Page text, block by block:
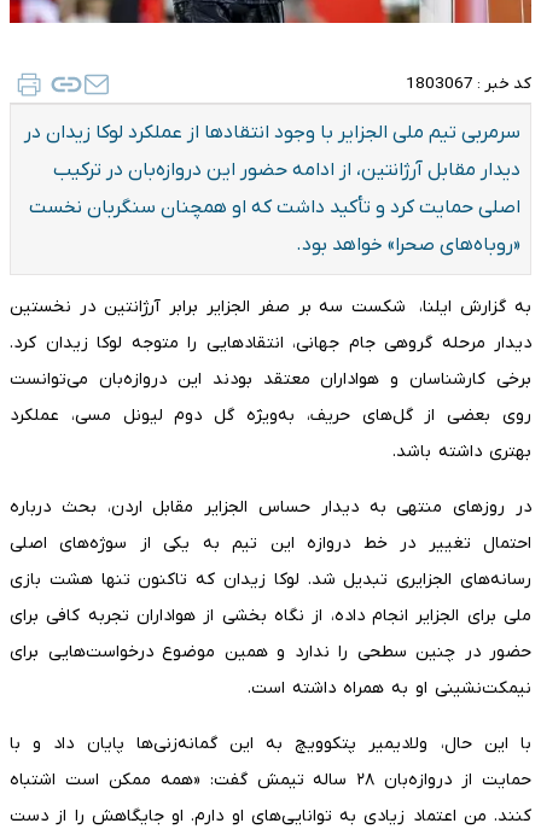
کد خبر : 1803067
سرمربی تیم ملی الجزایر با وجود انتقادها از عملکرد لوکا زیدان در
دیدار مقابل آرژانتین، از ادامه حضور این دروازه‌بان در ترکیب
اصلی حمایت کرد و تأکید داشت که او همچنان سنگربان نخست
«روباه‌های صحرا» خواهد بود.
به گزارش ایلنا، شکست سه بر صفر الجزایر برابر آرژانتین در نخستین
دیدار مرحله گروهی جام جهانی، انتقادهایی را متوجه لوکا زیدان کرد.
برخی کارشناسان و هواداران معتقد بودند این دروازه‌بان می‌توانست
روی بعضی از گل‌های حریف، به‌ویژه گل دوم لیونل مسی، عملکرد
بهتری داشته باشد.
در روزهای منتهی به دیدار حساس الجزایر مقابل اردن، بحث درباره
احتمال تغییر در خط دروازه این تیم به یکی از سوژه‌های اصلی
رسانه‌های الجزایری تبدیل شد. لوکا زیدان که تاکنون تنها هشت بازی
ملی برای الجزایر انجام داده، از نگاه بخشی از هواداران تجربه کافی برای
حضور در چنین سطحی را ندارد و همین موضوع درخواست‌هایی برای
نیمکت‌نشینی او به همراه داشته است.
با این حال، ولادیمیر پتکوویچ به این گمانه‌زنی‌ها پایان داد و با
حمایت از دروازه‌بان ۲۸ ساله تیمش گفت: «همه ممکن است اشتباه
کنند. من اعتماد زیادی به توانایی‌های او دارم. او جایگاهش را از دست